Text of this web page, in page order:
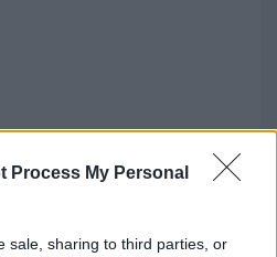
Process My Personal
sale, sharing to third parties, or